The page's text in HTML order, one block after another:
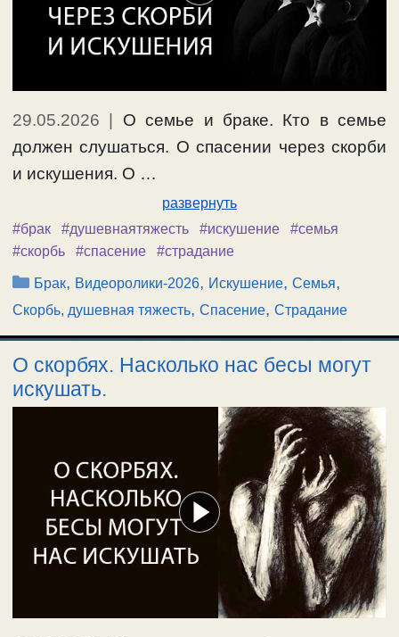
29.05.2026
О семье и браке. Кто в семье
должен слушаться. О спасении через скорби
и искушения. О …
развернуть
#брак
#душевнаятяжесть #искушение
#семья
#скорбь
#спасение #страдание
Рубрики
Брак, Видеоролики-2026, Искушение,Семья,
Скорбь, душевная тяжесть, Спасение, Страдание
О скорбях. Насколько нас бесы могут
искушать.